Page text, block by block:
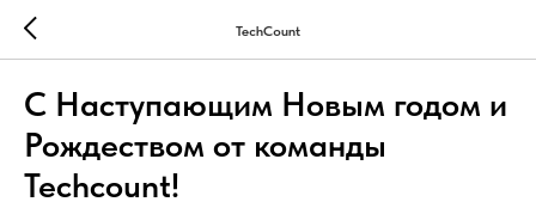
TechCount
С Наступающим Новым годом и
Рождеством от команды
Techcount!